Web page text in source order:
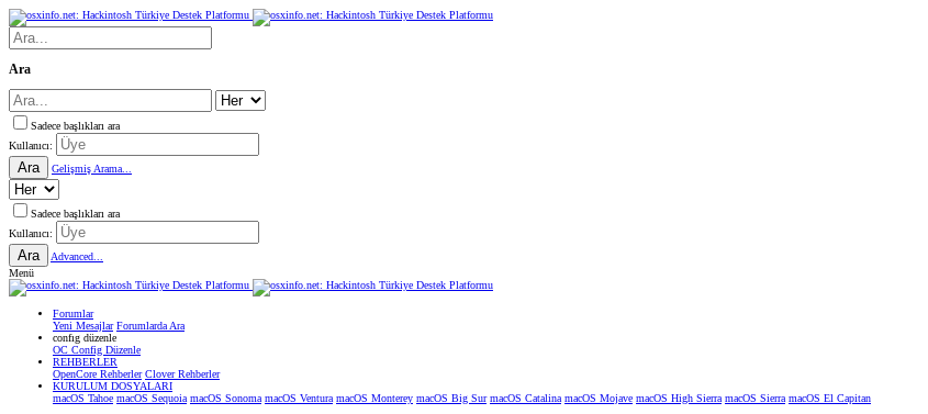
Ara
Sadece başlıkları ara
Kullanıcı:
Ara Gelişmiş Arama...
Sadece başlıkları ara
Kullanıcı:
Ara
Advanced...
Menü
Forumlar
Yeni Mesajlar Forumlarda Ara
confıg düzenle
OC Config Düzenle
REHBERLER
OpenCore Rehberler Clover Rehberler
KURULUM DOSYALARI
macOS Tahoe macOS Sequoia macOS Sonoma macOS Ventura macOS Monterey macOS Big Sur macOS Catalina macOS Mojave macOS High Sierra macOS Sierra macOS El Capitan